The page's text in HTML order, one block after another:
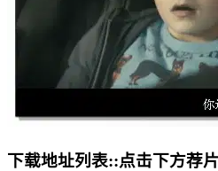
下载地址列表::点击下方荐